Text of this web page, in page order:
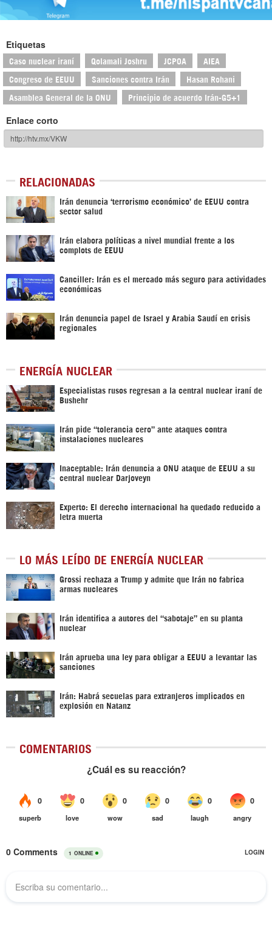
Etiquetas
Caso nuclear iraní Qolamali Joshru JCPOA AIEA
Congreso de EEUU Sanciones contra Irán Hasan Rohani
Asamblea General de la ONU Principio de acuerdo Irán-G5+1
Enlace corto
RELACIONADAS
Irán denuncia ‘terrorismo económico’ de EEUU contra
sector salud
Irán elabora políticas a nivel mundial frente a los
complots de EEUU
Canciller: Irán es el mercado más seguro para actividades
económicas
Irán denuncia papel de Israel y Arabia Saudí en crisis
regionales
ENERGÍA NUCLEAR
Especialistas rusos regresan a la central nuclear iraní de
Bushehr
Irán pide “tolerancia cero” ante ataques contra
instalaciones nucleares
Inaceptable: Irán denuncia a ONU ataque de EEUU a su
central nuclear Darjoveyn
Experto: El derecho internacional ha quedado reducido a
letra muerta
LO MÁS LEÍDO DE ENERGÍA NUCLEAR
Grossi rechaza a Trump y admite que Irán no fabrica
armas nucleares
Irán identifica a autores del “sabotaje” en su planta
nuclear
Irán aprueba una ley para obligar a EEUU a levantar las
sanciones
Irán: Habrá secuelas para extranjeros implicados en
explosión en Natanz
COMENTARIOS